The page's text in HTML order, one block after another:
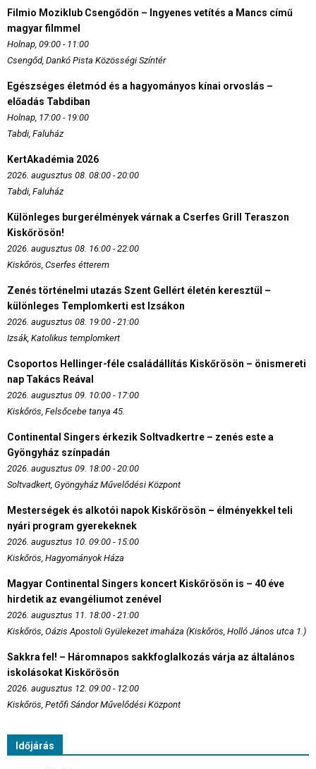
Filmio Moziklub Csengődön – Ingyenes vetítés a Mancs című
magyar filmmel
Holnap, 09:00 - 11:00
Csengőd, Dankó Pista Közösségi Színtér
Egészséges életmód és a hagyományos kínai orvoslás –
előadás Tabdiban
Holnap, 17:00 - 19:00
Tabdi, Faluház
KertAkadémia 2026
2026. augusztus 08. 08:00 - 20:00
Tabdi, Faluház
Különleges burgerélmények várnak a Cserfes Grill Teraszon
Kiskőrösön!
2026. augusztus 08. 16:00 - 22:00
Kiskőrös, Cserfes étterem
Zenés történelmi utazás Szent Gellért életén keresztül –
különleges Templomkerti est Izsákon
2026. augusztus 08. 19:00 - 21:00
Izsák, Katolikus templomkert
Csoportos Hellinger-féle családállítás Kiskőrösön – önismereti
nap Takács Reával
2026. augusztus 09. 10:00 - 17:00
Kiskőrös, Felsőcebe tanya 45.
Continental Singers érkezik Soltvadkertre – zenés este a
Gyöngyház színpadán
2026. augusztus 09. 18:00 - 20:00
Soltvadkert, Gyöngyház Művelődési Központ
Mesterségek és alkotói napok Kiskőrösön – élményekkel teli
nyári program gyerekeknek
2026. augusztus 10. 09:00 - 15:00
Kiskőrös, Hagyományok Háza
Magyar Continental Singers koncert Kiskőrösön is – 40 éve
hirdetik az evangéliumot zenével
2026. augusztus 11. 18:00 - 21:00
Kiskőrös, Oázis Apostoli Gyülekezet imaháza (Kiskőrös, Holló János utca 1.)
Sakkra fel! – Háromnapos sakkfoglalkozás várja az általános
iskolásokat Kiskőrösön
2026. augusztus 12. 09:00 - 12:00
Kiskőrös, Petőfi Sándor Művelődési Központ
Időjárás